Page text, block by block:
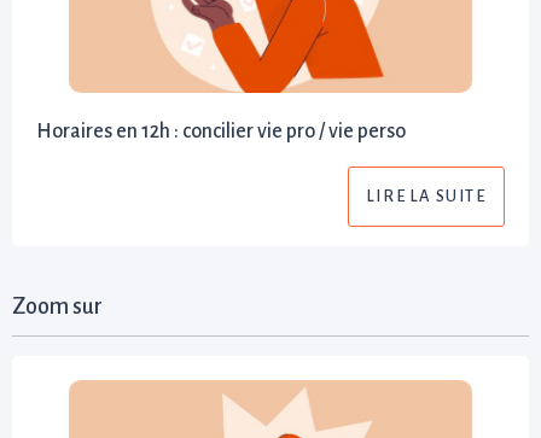
Horaires en 12h : concilier vie pro / vie perso
LIRE LA SUITE
Zoom sur